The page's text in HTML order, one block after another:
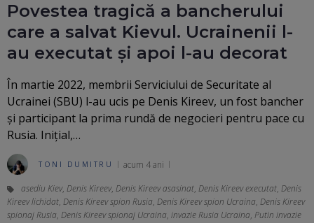
Povestea tragică a bancherului
care a salvat Kievul. Ucrainenii l-
au executat și apoi l-au decorat
În martie 2022, membrii Serviciului de Securitate al
Ucrainei (SBU) l-au ucis pe Denis Kireev, un fost bancher
și participant la prima rundă de negocieri pentru pace cu
Rusia. Inițial,…
TONI DUMITRU acum 4 ani
asediu Kiev, Denis Kireev, Denis Kireev asasinat, Denis Kireev executat, Denis
Kireev lichidat, Denis Kireev spion Rusia, Denis Kireev spion Ucraina, Denis Kireev
spionaj Rusia, Denis Kireev spionaj Ucraina, invazie Rusia Ucraina, Putin invazie